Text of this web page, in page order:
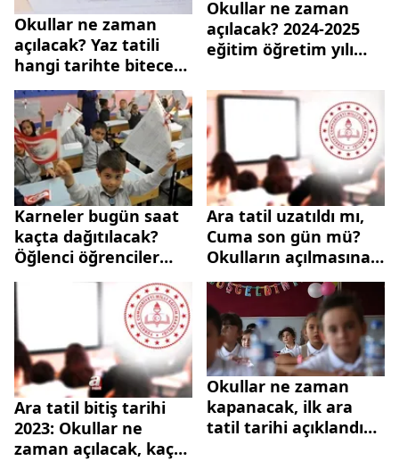
Okullar ne zaman
açılacak? Yaz tatili
hangi tarihte bitecek?
2024-2025 eğitim
öğretim yılı başlangıç
tarihi...
Okullar ne zaman
açılacak? 2024-2025
eğitim öğretim yılı
Karneler bugün saat
kaçta dağıtılacak?
Öğlenci öğrenciler
karnelerini kaçta
alacak? Okullar ne
zaman başlayacak?
Ara tatil uzatıldı mı,
Cuma son gün mü?
Okulların açılmasına
kaç gün kaldı? 9
günlük tatil ne zaman
bitiyor?
Ara tatil bitiş tarihi
2023: Okullar ne
zaman açılacak, kaç
Okullar ne zaman
kapanacak, ilk ara
tatil tarihi açıklandı